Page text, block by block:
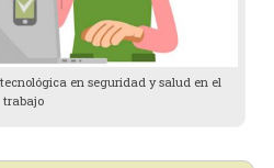
en seguridad y salud en el
trabajo